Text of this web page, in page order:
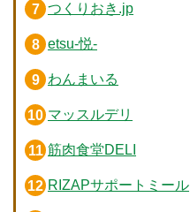
つくりおき.jp
etsu-悦-
わんまいる
マッスルデリ
筋肉食堂DELI
RIZAPサポートミール